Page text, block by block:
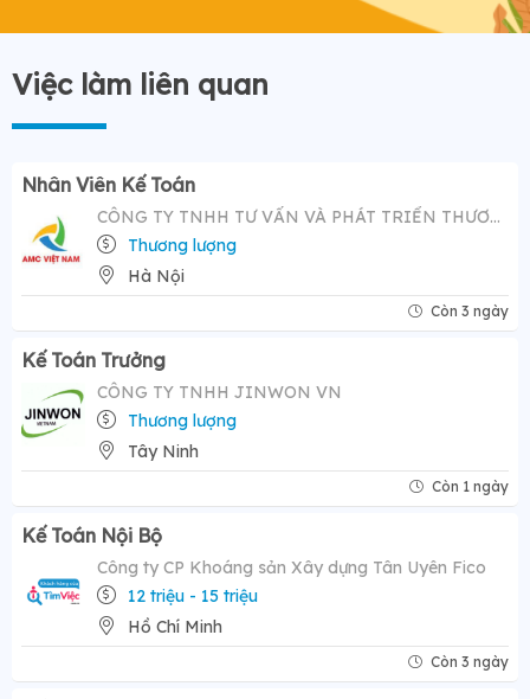
Việc làm liên quan
Nhân Viên Kế Toán
CÔNG TY TNHH TƯ VẤN VÀ PHÁT TRIỂN THƯƠNG HIỆU AMC VIỆT NAM
Thương lượng
Hà Nội
Còn 3 ngày
Kế Toán Trưởng
CÔNG TY TNHH JINWON VN
Thương lượng
Tây Ninh
Còn 1 ngày
Kế Toán Nội Bộ
Công ty CP Khoáng sản Xây dựng Tân Uyên Fico
12 triệu - 15 triệu
Hồ Chí Minh
Còn 3 ngày